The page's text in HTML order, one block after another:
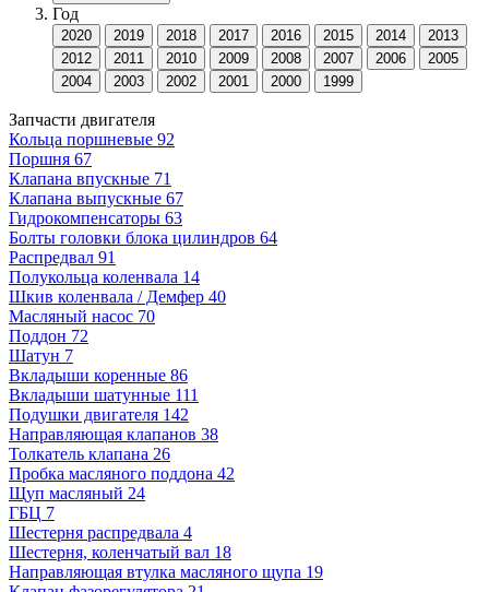
Год
2020 2019 2018 2017 2016 2015 2014
2013
2012
2011 2010 2009 2008 2007 2006
2005
2004
2003 2002 2001 2000 1999
Запчасти двигателя
Кольца поршневые 92
Поршня 67
Клапана впускные 71
Клапана выпускные 67
Гидрокомпенсаторы 63
Болты головки блока цилиндров 64
Распредвал 91
Полукольца коленвала 14
Шкив коленвала / Демфер 40
Масляный насос 70
Поддон 72
Шатун 7
Вкладыши коренные 86
Вкладыши шатунные 111
Подушки двигателя 142
Направляющая клапанов 38
Толкатель клапана 26
Пробка масляного поддона 42
Щуп масляный 24
ГБЦ 7
Шестерня распредвала 4
Шестерня, коленчатый вал 18
Направляющая втулка масляного щупа 19